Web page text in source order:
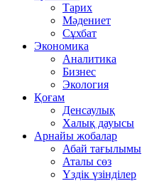
Тарих
Мәдениет
Сұхбат
Экономика
Аналитика
Бизнес
Экология
Қоғам
Денсаулық
Халық дауысы
Арнайы жобалар
Абай тағылымы
Аталы сөз
Үздік үзінділер